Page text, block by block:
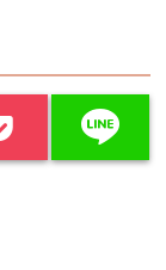
line